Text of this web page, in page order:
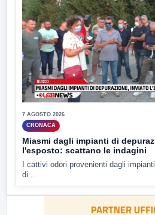
7 AGOSTO 2026
CRONACA
Miasmi dagli impianti di
l'esposto: scattano le indagini
I cattivi odori provenienti dagli
di...